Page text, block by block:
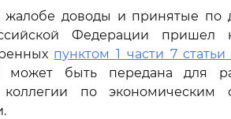
доводы и принятые по
Федерации пришел
пунктом 1 части 7 статьи
может быть передана для
по экономическим